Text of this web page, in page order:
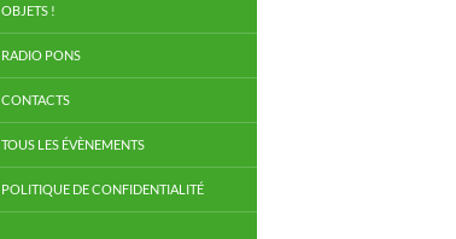
OBJETS !
RADIO PONS
CONTACTS
TOUS LES ÉVÈNEMENTS
POLITIQUE DE CONFIDENTIALITÉ